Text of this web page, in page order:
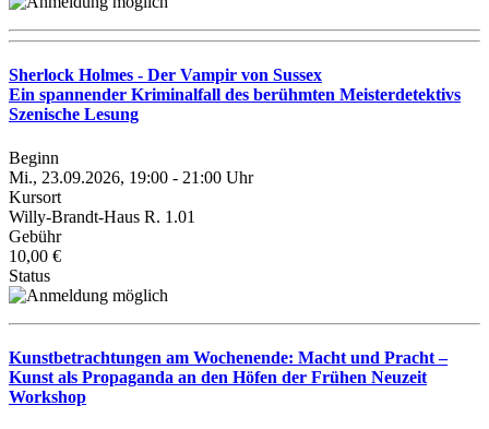
Sherlock Holmes - Der Vampir von Sussex
Ein spannender Kriminalfall des berühmten Meisterdetektivs
Szenische Lesung
Beginn
Mi., 23.09.2026, 19:00 - 21:00 Uhr
Kursort
Willy-Brandt-Haus R. 1.01
Gebühr
10,00 €
Status
Kunstbetrachtungen am Wochenende: Macht und Pracht –
Kunst als Propaganda an den Höfen der Frühen Neuzeit
Workshop